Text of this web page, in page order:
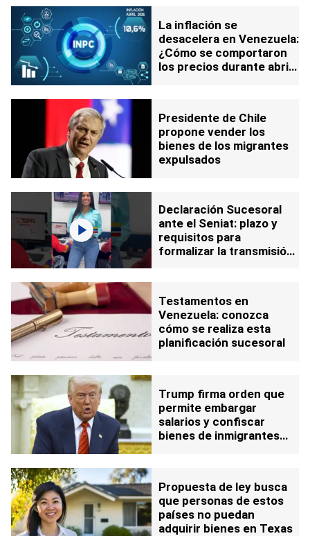
La inflación se
desacelera en Venezuela:
¿Cómo se comportaron
los precios durante abril
Presidente de Chile
propone vender los
bienes de los migrantes
expulsados
Declaración Sucesoral
ante el Seniat: plazo y
requisitos para
formalizar la transmisión
Testamentos en
Venezuela: conozca
cómo se realiza esta
planificación sucesoral
Trump firma orden que
permite embargar
salarios y confiscar
bienes de inmigrantes
Propuesta de ley busca
que personas de estos
países no puedan
adquirir bienes en Texas